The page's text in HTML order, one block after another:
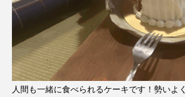
人間も一緒に食べられるケーキです！勢いよ